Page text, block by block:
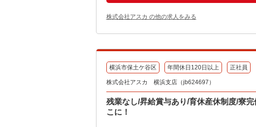
株式会社アスカ の他の求人をみる
横浜市保土ケ谷区 年間休日120日以上 正社員
株式会社アスカ 横浜支店（jb624697）
残業なし/昇給賞与あり/育休産休制度/寮
こに！